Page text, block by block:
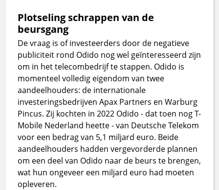
Plotseling schrappen van de
beursgang
De vraag is of investeerders door de negatieve
publiciteit rond Odido nog wel geïnteresseerd zijn
om in het telecombedrijf te stappen. Odido is
momenteel volledig eigendom van twee
aandeelhouders: de internationale
investeringsbedrijven Apax Partners en Warburg
Pincus. Zij kochten in 2022 Odido - dat toen nog T-
Mobile Nederland heette - van Deutsche Telekom
voor een bedrag van 5,1 miljard euro. Beide
aandeelhouders hadden vergevorderde plannen
om een deel van Odido naar de beurs te brengen,
wat hun ongeveer een miljard euro had moeten
opleveren.